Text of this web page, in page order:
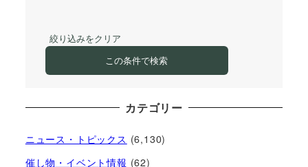
絞り込みをクリア
この条件で検索
カテゴリー
ニュース・トピックス (6,130)
催し物・イベント情報 (62)